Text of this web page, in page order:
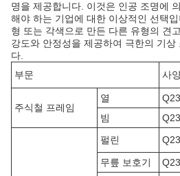
명을 제공합니다. 이것은 인공 조명에
해야 하는 기업에 대한 이상적인 선택
형 또는 각색으로 만든 다른 유형의 견
강도와 안정성을 제공하여 극한의 기상
다.
부문
사
주식철 프레임
열
빔
펄린
무릎 보호기